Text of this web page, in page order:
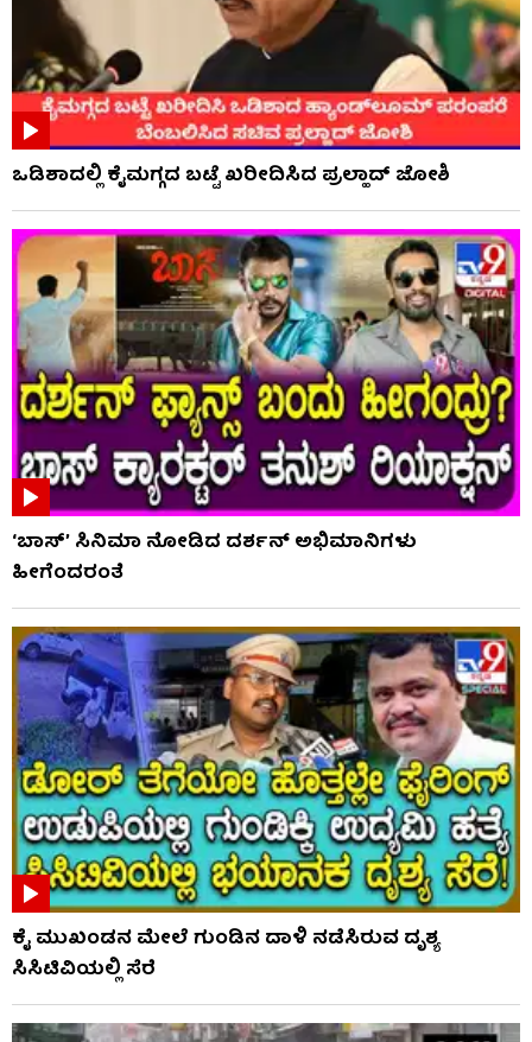
ಒಡಿಶಾದಲ್ಲಿ ಕೈಮಗ್ಗದ ಬಟ್ಟೆ ಖರೀದಿಸಿದ ಪ್ರಲ್ಹಾದ್ ಜೋಶಿ
‘ಬಾಸ್’ ಸಿನಿಮಾ ನೋಡಿದ ದರ್ಶನ್ ಅಭಿಮಾನಿಗಳು
ಹೀಗೆಂದರಂತೆ
ಕೈ ಮುಖಂಡನ ಮೇಲೆ ಗುಂಡಿನ ದಾಳಿ ನಡೆಸಿರುವ ದೃಶ್ಯ
ಸಿಸಿಟಿವಿಯಲ್ಲಿ ಸೆರೆ